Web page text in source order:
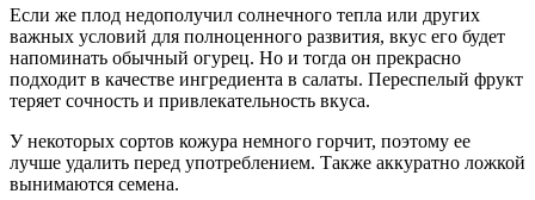
Если же плод недополучил солнечного тепла или других
важных условий для полноценного развития, вкус его будет
напоминать обычный огурец. Но и тогда он прекрасно
подходит в качестве ингредиента в салаты. Переспелый фрукт
теряет сочность и привлекательность вкуса.
У некоторых сортов кожура немного горчит, поэтому ее
лучше удалить перед употреблением. Также аккуратно ложкой
вынимаются семена.